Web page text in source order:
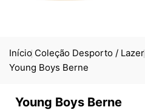
Início Coleção Desporto / Lazer
Young Boys Berne
Young Boys Berne